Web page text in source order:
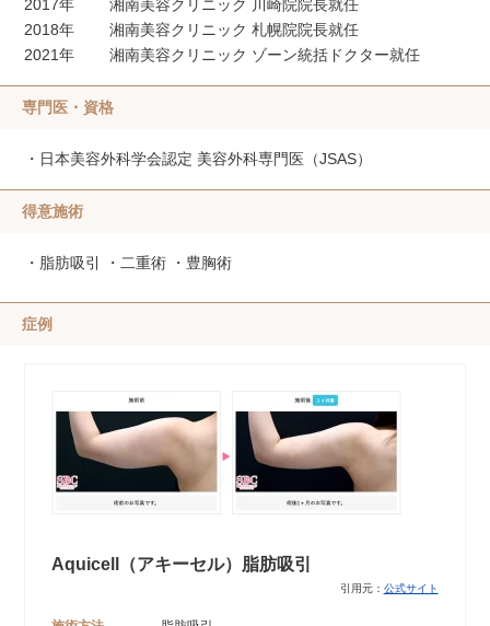
2017年 湘南美容クリニック 川崎院院長就任
2018年 湘南美容クリニック 札幌院院長就任
2021年 湘南美容クリニック ゾーン統括ドクター就任
専門医・資格
・日本美容外科学会認定 美容外科専門医（JSAS）
得意施術
・脂肪吸引 ・二重術 ・豊胸術
症例
Aquicell（アキーセル）脂肪吸引
引用元： 公式サイト